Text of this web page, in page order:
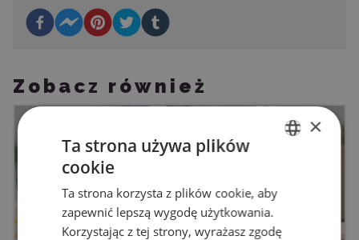
Zobacz również
POLISH
×
Ta strona używa plików
cookie
Ta strona korzysta z plików cookie, aby
zapewnić lepszą wygodę użytkowania.
Korzystając z tej strony, wyrażasz zgodę